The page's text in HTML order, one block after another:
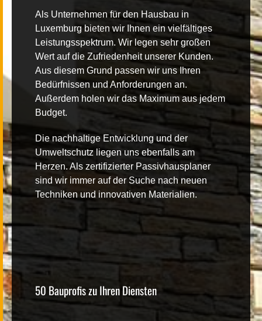
Als Unternehmen für den Hausbau in
Luxemburg bieten wir Ihnen ein vielfältiges
Leistungsspektrum. Wir legen sehr großen
Wert auf die Zufriedenheit unserer Kunden.
Aus diesem Grund passen wir uns Ihren
Bedürfnissen und Anforderungen an.
Außerdem holen wir das Maximum aus jedem
Budget.
Die nachhaltige Entwicklung und der
Umweltschutz liegen uns ebenfalls am
Herzen. Als zertifizierter Passivhausplaner
sind wir immer auf der Suche nach neuen
Techniken und innovativen Materialien.
50 Bauprofis zu Ihren Diensten